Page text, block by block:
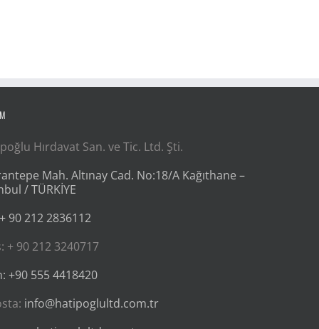
Hırdavat San. ve Tic. Ltd. Şti.
Mah. Altınay Cad. No:18/A Kağıthane –
/ TÜRKİYE
90 212 2836112
+ 90 212 3240717
+90 555 4418420
info@hatipoglultd.com.tr